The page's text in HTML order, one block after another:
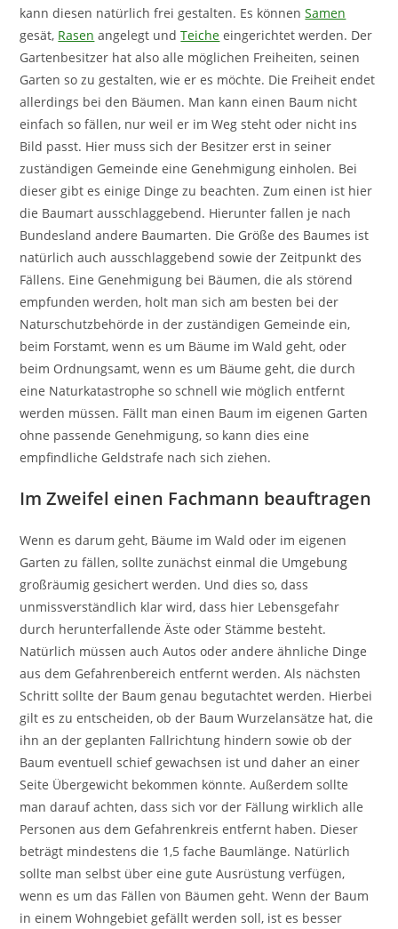
kann diesen natürlich frei gestalten. Es könnenSamen
gesät, Rasen angelegt undTeiche eingerichtet werden. Der
Gartenbesitzer hat also alle möglichen Freiheiten, seinen
Garten so zu gestalten, wie er es möchte. Die Freiheit endet
allerdings bei den Bäumen. Man kann einen Baum nicht
einfach so fällen, nur weil er im Weg steht oder nicht ins
Bild passt. Hier muss sich der Besitzer erst in seiner
zuständigen Gemeinde eine Genehmigung einholen. Bei
dieser gibt es einige Dinge zu beachten. Zum einen ist hier
die Baumart ausschlaggebend. Hierunter fallen je nach
Bundesland andere Baumarten. Die Größe des Baumes ist
natürlich auch ausschlaggebend sowie der Zeitpunkt des
Fällens. Eine Genehmigung bei Bäumen, die als störend
empfunden werden, holt man sich am besten bei der
Naturschutzbehörde in der zuständigen Gemeinde ein,
beim Forstamt, wenn es um Bäume im Wald geht, oder
beim Ordnungsamt, wenn es um Bäume geht, die durch
eine Naturkatastrophe so schnell wie möglich entfernt
werden müssen. Fällt man einen Baum im eigenen Garten
ohne passende Genehmigung, so kann dies eine
empfindliche Geldstrafe nach sich ziehen.
Im Zweifel einen Fachmann beauftragen
Wenn es darum geht, Bäume im Wald oder im eigenen
Garten zu fällen, sollte zunächst einmal die Umgebung
großräumig gesichert werden. Und dies so, dass
unmissverständlich klar wird, dass hier Lebensgefahr
durch herunterfallende Äste oder Stämme besteht.
Natürlich müssen auch Autos oder andere ähnliche Dinge
aus dem Gefahrenbereich entfernt werden. Als nächsten
Schritt sollte der Baum genau begutachtet werden. Hierbei
gilt es zu entscheiden, ob der Baum Wurzelansätze hat, die
ihn an der geplanten Fallrichtung hindern sowie ob der
Baum eventuell schief gewachsen ist und daher an einer
Seite Übergewicht bekommen könnte. Außerdem sollte
man darauf achten, dass sich vor der Fällung wirklich alle
Personen aus dem Gefahrenkreis entfernt haben. Dieser
beträgt mindestens die 1,5 fache Baumlänge. Natürlich
sollte man selbst über eine gute Ausrüstung verfügen,
wenn es um das Fällen von Bäumen geht. Wenn der Baum
in einem Wohngebiet gefällt werden soll, ist es besser